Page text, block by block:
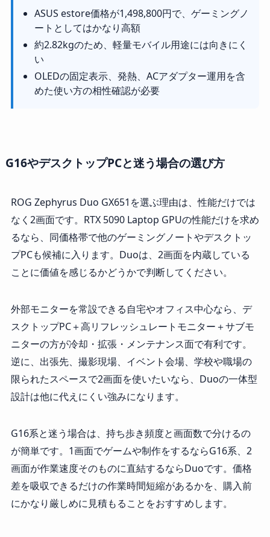
ASUS estore価格が1,498,800円で、ゲーミングノ
ートとしてはかなり高額
約2.82kgのため、軽量モバイル用途には向きにく
い
OLEDの固定表示、発熱、ACアダプター運用を含
めた使い方の相性確認が必要
G16やデスクトップPCと迷う場合の選び方
ROG Zephyrus Duo GX651を選ぶ理由は、性能だけでは
なく2画面です。RTX 5090 Laptop GPUの性能だけを求め
るなら、同価格帯で他のゲーミングノートやデスクトッ
プPCも候補に入ります。Duoは、2画面を内蔵している
ことに価値を感じるかどうかで判断してください。
外部モニターを常設できる自宅やオフィス中心なら、デ
スクトップPC＋高リフレッシュレートモニター＋サブモ
ニターの方が冷却・拡張・メンテナンス面で有利です。
逆に、出張先、撮影現場、イベント会場、学校や職場の
限られたスペースで2画面を使いたいなら、Duoの一体型
設計は他に代えにくい強みになります。
G16系と迷う場合は、持ち歩き頻度と画面数で分けるの
が簡単です。1画面でゲームや制作をするならG16系、2
画面が作業速度そのものに直結するならDuoです。価格
差を吸収できるだけの作業時間短縮があるかを、購入前
にかなり厳しめに見積もることをおすすめします。